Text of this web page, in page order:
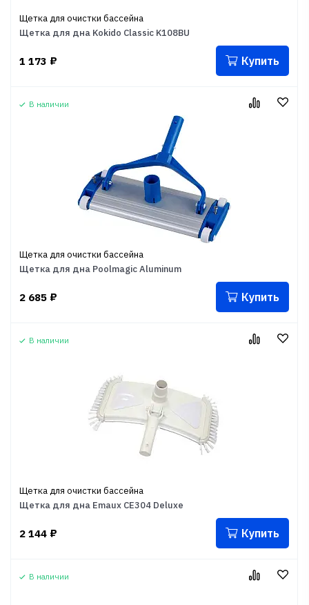
Щетка для очистки бассейна
Щетка для дна Kokido Classic K108BU
1 173 ₽ Купить
В наличии
Щетка для очистки бассейна
Щетка для дна Poolmagic Aluminum
2 685 ₽ Купить
В наличии
Щетка для очистки бассейна
Щетка для дна Emaux CE304 Deluxe
2 144 ₽ Купить
В наличии